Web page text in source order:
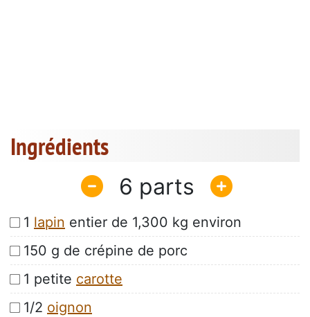
Ingrédients
6
1 lapin entier de 1,300 kg environ
150 g de crépine de porc
1 petite carotte
1/2 oignon